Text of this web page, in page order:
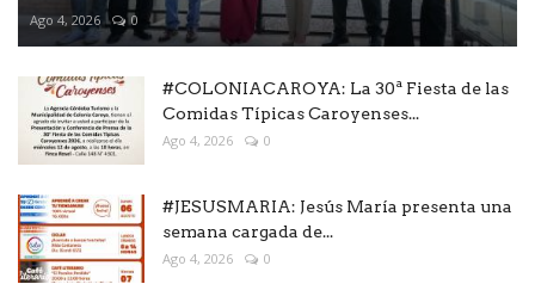
Ago 4, 2026 0
#COLONIACAROYA: La 30ª Fiesta de las
Comidas Típicas Caroyenses...
Ago 4, 2026 0
#JESUSMARIA: Jesús María presenta una
semana cargada de...
Ago 4, 2026 0